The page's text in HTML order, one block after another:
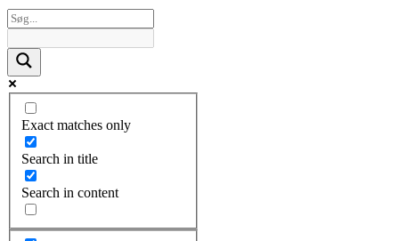
Exact matches only
Search in title
Search in content